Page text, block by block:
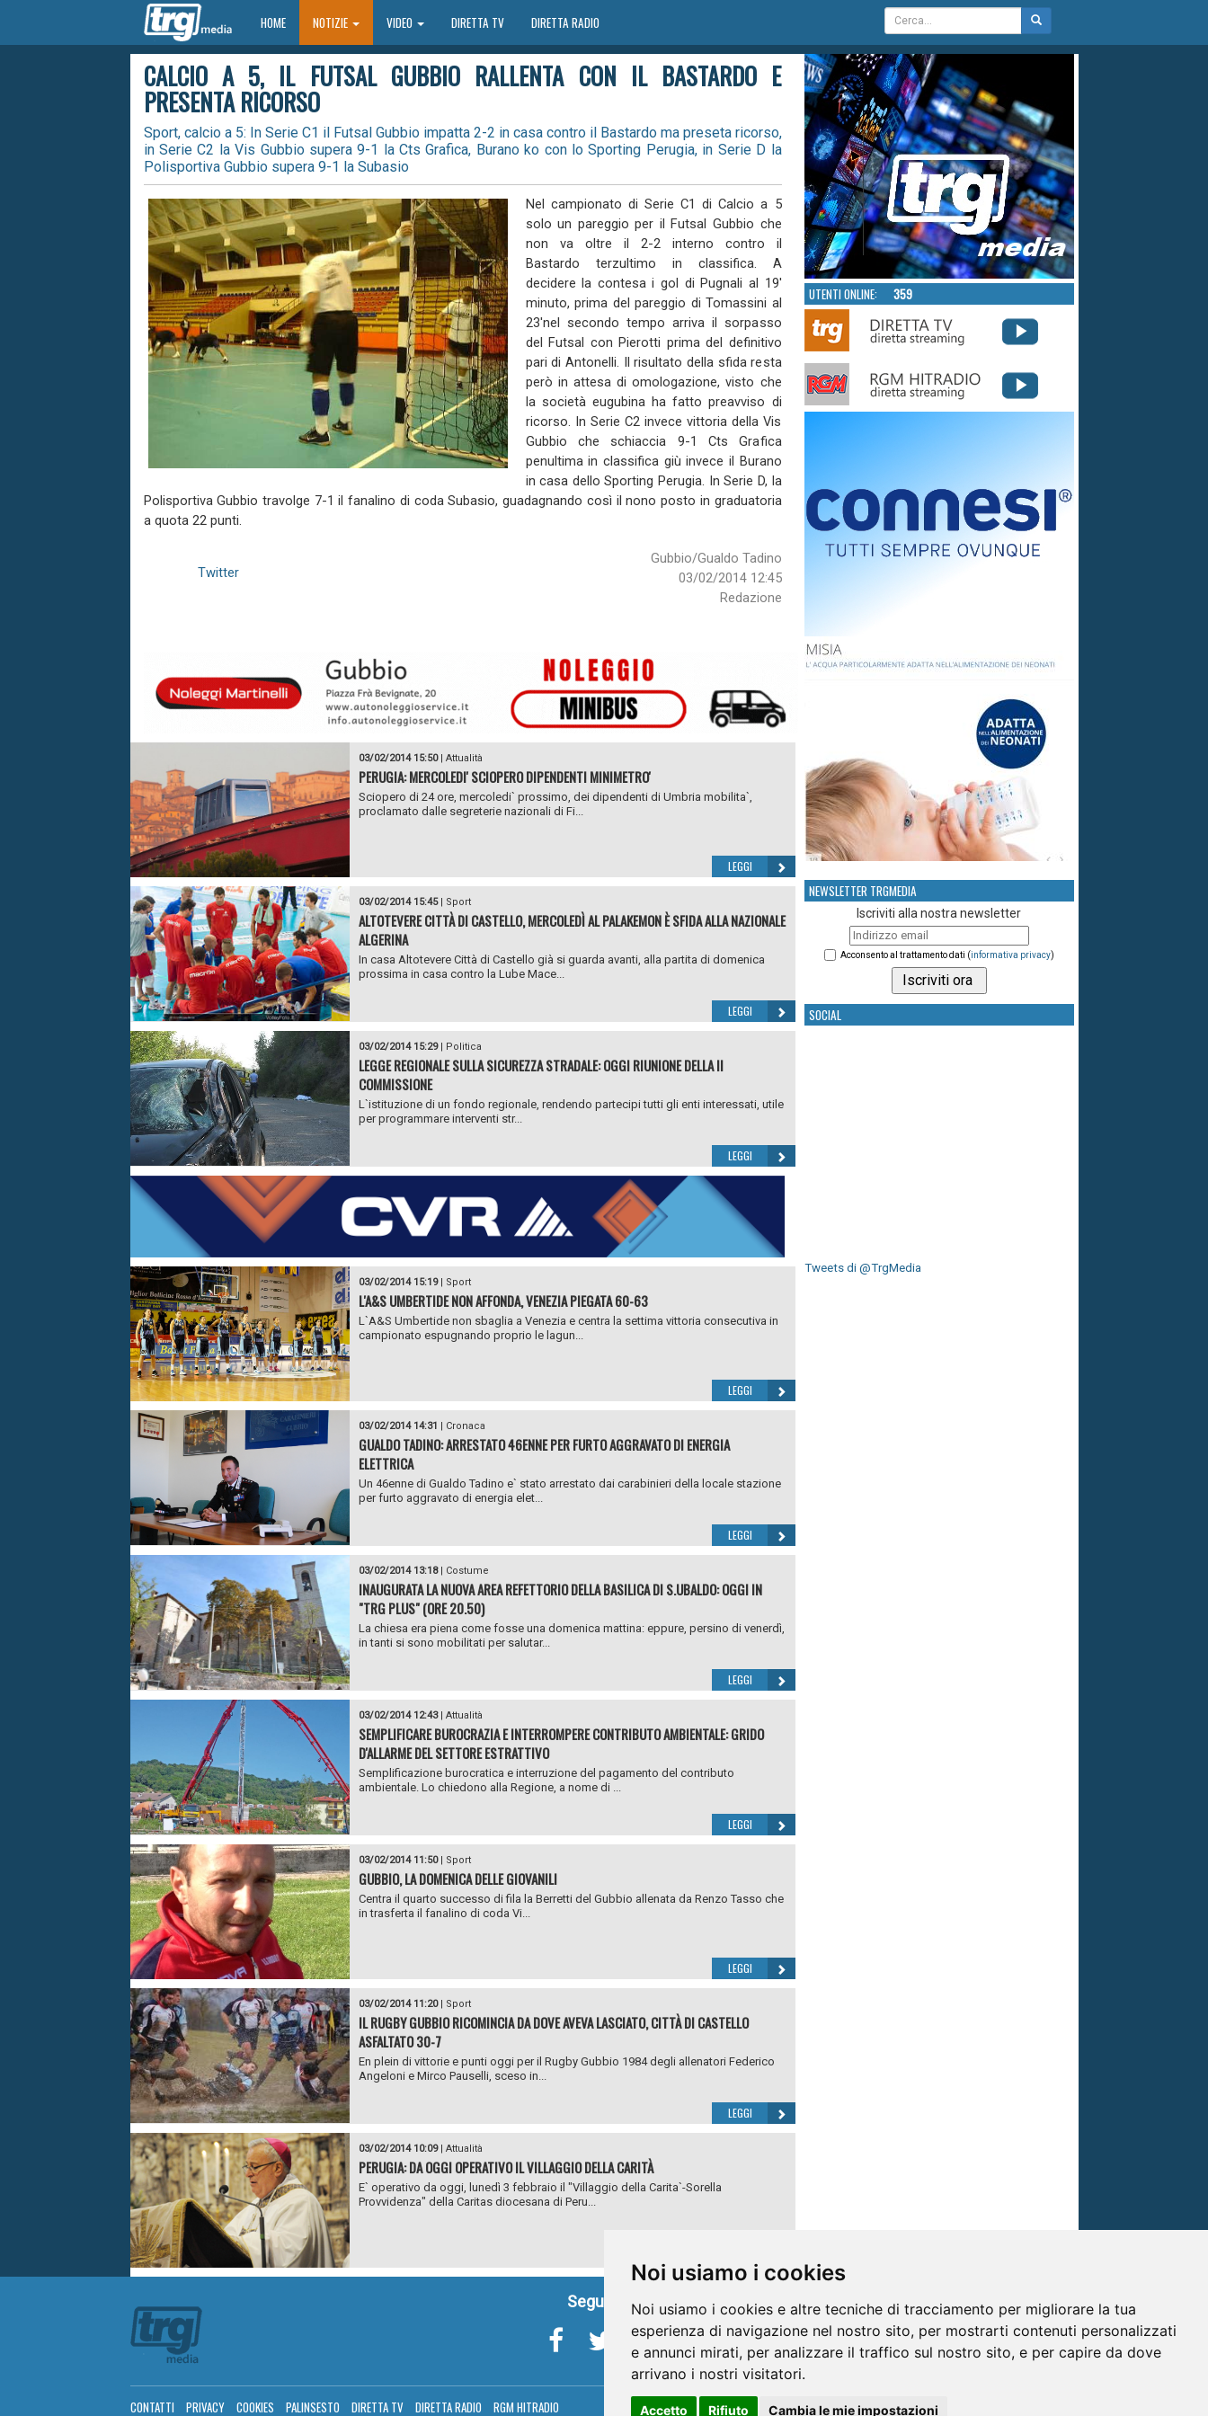
Noi usiamo i cookies
Noi usiamo i cookies e altre tecniche di tracciamento per migliorare la tua
esperienza di navigazione nel nostro sito, per mostrarti contenuti personalizzati
e annunci mirati, per analizzare il traffico sul nostro sito, e per capire da dove
arrivano i nostri visitatori.
Accetto Rifiuto Cambia le mie impostazioni
HOMEHOME NOTIZIE VIDEO DIRETTA TV DIRETTA RADIO
CALCIO A 5, IL FUTSAL GUBBIO RALLENTA CON IL BASTARDO E
PRESENTA RICORSO
Sport, calcio a 5: In Serie C1 il Futsal Gubbio impatta 2-2 in casa contro il Bastardo ma preseta ricorso,
in Serie C2 la Vis Gubbio supera 9-1 la Cts Grafica, Burano ko con lo Sporting Perugia, in Serie D la
Polisportiva Gubbio supera 9-1 la Subasio
Nel campionato di Serie C1 di Calcio a 5
solo un pareggio per il Futsal Gubbio che
non va oltre il 2-2 interno contro il
Bastardo terzultimo in classifica. A
decidere la contesa i gol di Pugnali al 19'
minuto, prima del pareggio di Tomassini al
23'nel secondo tempo arriva il sorpasso
del Futsal con Pierotti prima del definitivo
pari di Antonelli. Il risultato della sfida resta
però in attesa di omologazione, visto che
la società eugubina ha fatto preavviso di
ricorso. In Serie C2 invece vittoria della Vis
Gubbio che schiaccia 9-1 Cts Grafica
penultima in classifica giù invece il Burano
in casa dello Sporting Perugia. In Serie D, la
Polisportiva Gubbio travolge 7-1 il fanalino di coda Subasio, guadagnando così il nono posto in graduatoria
a quota 22 punti.
Gubbio/Gualdo Tadino
03/02/2014 12:45
Redazione
Twitter
03/02/2014 15:50| Attualità
PERUGIA: MERCOLEDI' SCIOPERO DIPENDENTI MINIMETRO'
Sciopero di 24 ore, mercoledi` prossimo, dei dipendenti di Umbria mobilita`,
proclamato dalle segreterie nazionali di Fi...
LEGGI
03/02/2014 15:45| Sport
ALTOTEVERE CITTÀ DI CASTELLO, MERCOLEDÌ AL PALAKEMON È SFIDA ALLA NAZIONALE
ALGERINA
In casa Altotevere Città di Castello già si guarda avanti, alla partita di domenica
prossima in casa contro la Lube Mace...
LEGGI
03/02/2014 15:29| Politica
LEGGE REGIONALE SULLA SICUREZZA STRADALE: OGGI RIUNIONE DELLA II
COMMISSIONE
L`istituzione di un fondo regionale, rendendo partecipi tutti gli enti interessati, utile
per programmare interventi str...
LEGGI
03/02/2014 15:19| Sport
L'A&S UMBERTIDE NON AFFONDA, VENEZIA PIEGATA 60-63
L`A&S Umbertide non sbaglia a Venezia e centra la settima vittoria consecutiva in
campionato espugnando proprio le lagun...
LEGGI
03/02/2014 14:31 Cronaca
GUALDO TADINO: ARRESTATO 46ENNE PER FURTO AGGRAVATO DI ENERGIA
ELETTRICA
Un 46enne di Gualdo Tadino e` stato arrestato dai carabinieri della locale stazione
per furto aggravato di energia elet...
LEGGI
03/02/2014 13:18| Costume
INAUGURATA LA NUOVA AREA REFETTORIO DELLA BASILICA DI S.UBALDO: OGGI IN
"TRG PLUS" (ORE 20.50)
La chiesa era piena come fosse una domenica mattina: eppure, persino di venerdì,
in tanti si sono mobilitati per salutar...
LEGGI
03/02/2014 12:43| Attualità
SEMPLIFICARE BUROCRAZIA E INTERROMPERE CONTRIBUTO AMBIENTALE: GRIDO
D'ALLARME DEL SETTORE ESTRATTIVO
Semplificazione burocratica e interruzione del pagamento del contributo
ambientale. Lo chiedono alla Regione, a nome di ...
LEGGI
03/02/2014 11:50| Sport
GUBBIO, LA DOMENICA DELLE GIOVANILI
Centra il quarto successo di fila la Berretti del Gubbio allenata da Renzo Tasso che
in trasferta il fanalino di coda Vi...
LEGGI
03/02/2014 11:20| Sport
IL RUGBY GUBBIO RICOMINCIA DA DOVE AVEVA LASCIATO, CITTÀ DI CASTELLO
ASFALTATO 30-7
En plein di vittorie e punti oggi per il Rugby Gubbio 1984 degli allenatori Federico
Angeloni e Mirco Pauselli, sceso in...
LEGGI
03/02/2014 10:09| Attualità
PERUGIA: DA OGGI OPERATIVO IL VILLAGGIO DELLA CARITÀ
E` operativo da oggi, lunedì 3 febbraio il "Villaggio della Carita`-Sorella
Provvidenza" della Caritas diocesana di Peru...
UTENTI ONLINE: 359
NEWSLETTER TRGMEDIA
Iscriviti alla nostra newsletter
Acconsento al trattamento dati (informativa privacy)
SOCIAL
Tweets di @TrgMedia
Seguici su
CONTATTI PRIVACY COOKIES PALINSESTO DIRETTA TV DIRETTA RADIO RGM HITRADIO